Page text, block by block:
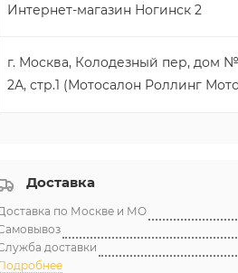
Интернет-магазин Ногинск 2
г. Москва, Колодезный пер, дом №
2А, стр.1 (Мотосалон Роллинг
Доставка
по Москве и МО
доставки